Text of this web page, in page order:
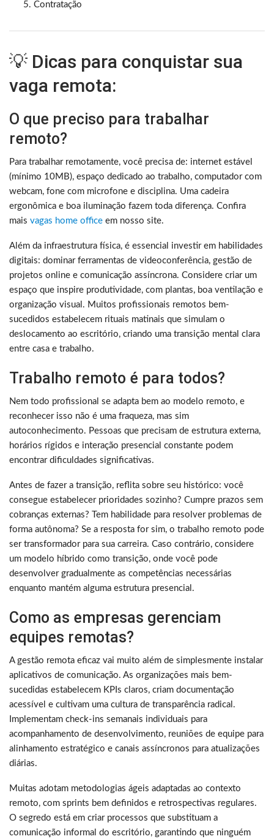
Contratação
💡 Dicas para conquistar sua
vaga remota:
O que preciso para trabalhar
remoto?
Para trabalhar remotamente, você precisa de: internet estável
(mínimo 10MB), espaço dedicado ao trabalho, computador com
webcam, fone com microfone e disciplina. Uma cadeira
ergonômica e boa iluminação fazem toda diferença. Confira
mais vagas home office em nosso site.
Além da infraestrutura física, é essencial investir em habilidades
digitais: dominar ferramentas de videoconferência, gestão de
projetos online e comunicação assíncrona. Considere criar um
espaço que inspire produtividade, com plantas, boa ventilação e
organização visual. Muitos profissionais remotos bem-
sucedidos estabelecem rituais matinais que simulam o
deslocamento ao escritório, criando uma transição mental clara
entre casa e trabalho.
Trabalho remoto é para todos?
Nem todo profissional se adapta bem ao modelo remoto, e
reconhecer isso não é uma fraqueza, mas sim
autoconhecimento. Pessoas que precisam de estrutura externa,
horários rígidos e interação presencial constante podem
encontrar dificuldades significativas.
Antes de fazer a transição, reflita sobre seu histórico: você
consegue estabelecer prioridades sozinho? Cumpre prazos sem
cobranças externas? Tem habilidade para resolver problemas de
forma autônoma? Se a resposta for sim, o trabalho remoto pode
ser transformador para sua carreira. Caso contrário, considere
um modelo híbrido como transição, onde você pode
desenvolver gradualmente as competências necessárias
enquanto mantém alguma estrutura presencial.
Como as empresas gerenciam
equipes remotas?
A gestão remota eficaz vai muito além de simplesmente instalar
aplicativos de comunicação. As organizações mais bem-
sucedidas estabelecem KPIs claros, criam documentação
acessível e cultivam uma cultura de transparência radical.
Implementam check-ins semanais individuais para
acompanhamento de desenvolvimento, reuniões de equipe para
alinhamento estratégico e canais assíncronos para atualizações
diárias.
Muitas adotam metodologias ágeis adaptadas ao contexto
remoto, com sprints bem definidos e retrospectivas regulares.
O segredo está em criar processos que substituam a
comunicação informal do escritório, garantindo que ninguém